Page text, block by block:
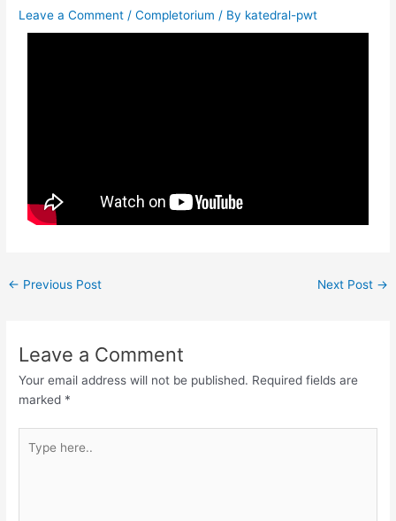
Leave a Comment /Completorium / By katedral-pwt
← Previous Post Next Post →
Leave a Comment
Your email address will not be published. Required fields are
marked *
here..